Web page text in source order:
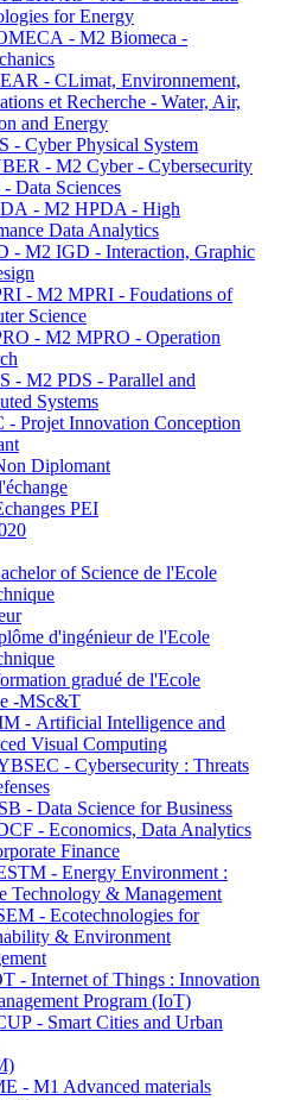
for Energy
- M2 Biomeca -
- CLimat, Environnement,
et Recherche - Water, Air,
and Energy
- Cyber Physical System
- M2 Cyber - Cybersecurity
Data Sciences
- M2 HPDA - High
Data Analytics
- M2 IGD - Interaction, Graphic
- M2 MPRI - Foudations of
Science
- M2 MPRO - Operation
- M2 PDS - Parallel and
Systems
- Projet Innovation Conception
Diplomant
PEI
of Science de l'Ecole
d'ingénieur de l'Ecole
gradué de l'Ecole
-MSc&T
- Artificial Intelligence and
Visual Computing
- Cybersecurity : Threats
- Data Science for Business
- Economics, Data Analytics
Finance
- Energy Environment :
Technology & Management
- Ecotechnologies for
& Environment
- Internet of Things : Innovation
Program (IoT)
- Smart Cities and Urban
- M1 Advanced materials